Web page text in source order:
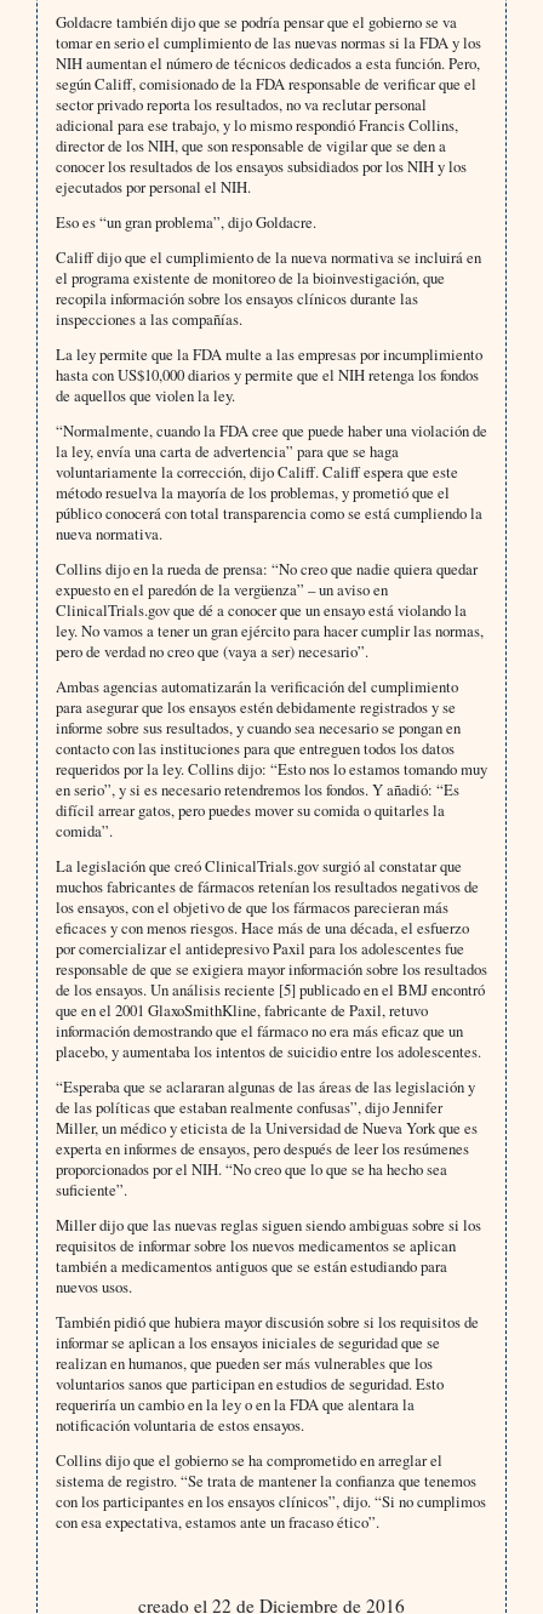
Goldacre también dijo que se podría pensar que el gobierno se va
tomar en serio el cumplimiento de las nuevas normas si la FDA y los
NIH aumentan el número de técnicos dedicados a esta función. Pero,
según Califf, comisionado de la FDA responsable de verificar que el
sector privado reporta los resultados, no va reclutar personal
adicional para ese trabajo, y lo mismo respondió Francis Collins,
director de los NIH, que son responsable de vigilar que se den a
conocer los resultados de los ensayos subsidiados por los NIH y los
ejecutados por personal el NIH.
Eso es “un gran problema”, dijo Goldacre.
Califf dijo que el cumplimiento de la nueva normativa se incluirá en
el programa existente de monitoreo de la bioinvestigación, que
recopila información sobre los ensayos clínicos durante las
inspecciones a las compañías.
La ley permite que la FDA multe a las empresas por incumplimiento
hasta con US$10,000 diarios y permite que el NIH retenga los fondos
de aquellos que violen la ley.
“Normalmente, cuando la FDA cree que puede haber una violación de
la ley, envía una carta de advertencia” para que se haga
voluntariamente la corrección, dijo Califf. Califf espera que este
método resuelva la mayoría de los problemas, y prometió que el
público conocerá con total transparencia como se está cumpliendo la
nueva normativa.
Collins dijo en la rueda de prensa: “No creo que nadie quiera quedar
expuesto en el paredón de la vergüenza” – un aviso en
ClinicalTrials.gov que dé a conocer que un ensayo está violando la
ley. No vamos a tener un gran ejército para hacer cumplir las normas,
pero de verdad no creo que (vaya a ser) necesario”.
Ambas agencias automatizarán la verificación del cumplimiento
para asegurar que los ensayos estén debidamente registrados y se
informe sobre sus resultados, y cuando sea necesario se pongan en
contacto con las instituciones para que entreguen todos los datos
requeridos por la ley. Collins dijo: “Esto nos lo estamos tomando muy
en serio”, y si es necesario retendremos los fondos. Y añadió: “Es
difícil arrear gatos, pero puedes mover su comida o quitarles la
comida”.
La legislación que creó ClinicalTrials.gov surgió al constatar que
muchos fabricantes de fármacos retenían los resultados negativos de
los ensayos, con el objetivo de que los fármacos parecieran más
eficaces y con menos riesgos. Hace más de una década, el esfuerzo
por comercializar el antidepresivo Paxil para los adolescentes fue
responsable de que se exigiera mayor información sobre los resultados
de los ensayos. Un análisis reciente [5] publicado en el BMJ encontró
que en el 2001 GlaxoSmithKline, fabricante de Paxil, retuvo
información demostrando que el fármaco no era más eficaz que un
placebo, y aumentaba los intentos de suicidio entre los adolescentes.
“Esperaba que se aclararan algunas de las áreas de las legislación y
de las políticas que estaban realmente confusas”, dijo Jennifer
Miller, un médico y eticista de la Universidad de Nueva York que es
experta en informes de ensayos, pero después de leer los resúmenes
proporcionados por el NIH. “No creo que lo que se ha hecho sea
suficiente”.
Miller dijo que las nuevas reglas siguen siendo ambiguas sobre si los
requisitos de informar sobre los nuevos medicamentos se aplican
también a medicamentos antiguos que se están estudiando para
nuevos usos.
También pidió que hubiera mayor discusión sobre si los requisitos de
informar se aplican a los ensayos iniciales de seguridad que se
realizan en humanos, que pueden ser más vulnerables que los
voluntarios sanos que participan en estudios de seguridad. Esto
requeriría un cambio en la ley o en la FDA que alentara la
notificación voluntaria de estos ensayos.
Collins dijo que el gobierno se ha comprometido en arreglar el
sistema de registro. “Se trata de mantener la confianza que tenemos
con los participantes en los ensayos clínicos”, dijo. “Si no cumplimos
con esa expectativa, estamos ante un fracaso ético”.
creado el 22 de Diciembre de 2016